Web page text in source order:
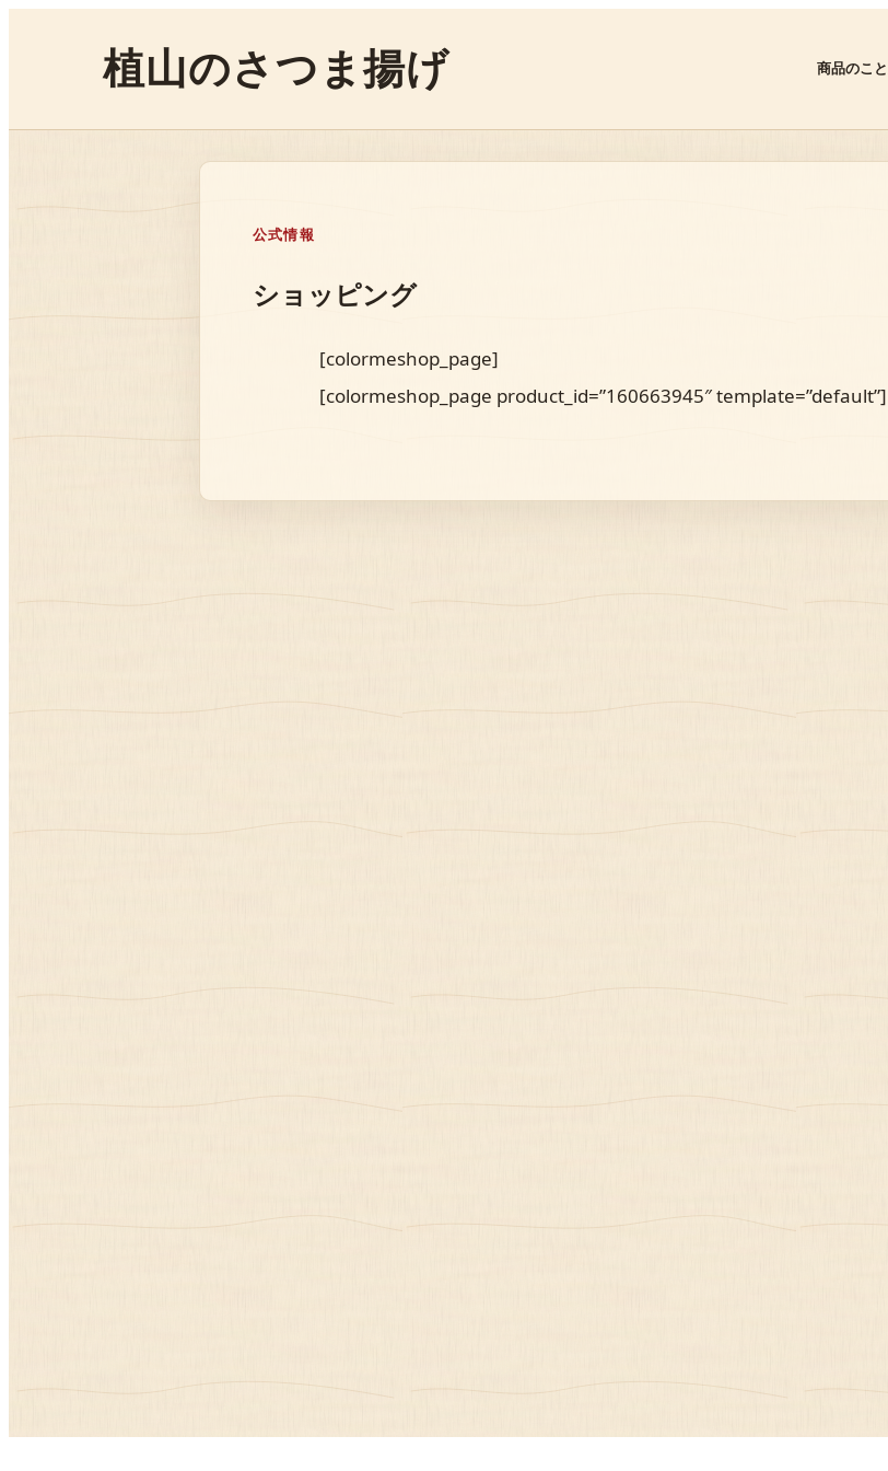
植山のさつま揚げ 商品のこと
公式情報
ショッピング
[colormeshop_page]
[colormeshop_page product_id=”160663945″ template=”default”]